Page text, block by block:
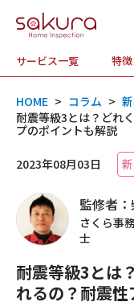
サービス一覧 特
サービス一覧
さくら事務所の
ホームインスペ
対応エリア
メンバー紹介
よくある質問
HOME > コラム >
耐震等級3とは？どれ
プのポイントも解説
2023年08月03日
監修者
さくら事
士
耐震等級3とは
れるの？耐震